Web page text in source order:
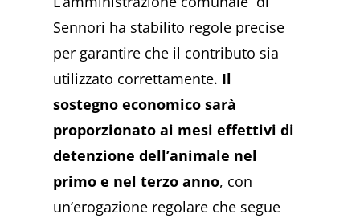
Sennori ha stabilito regole precise
per garantire che il contributo sia
utilizzato correttamente. Il
sostegno economico sarà
proporzionato ai mesi effettivi di
detenzione dell’animale nel
primo e nel terzo anno, con
un’erogazione regolare che segue